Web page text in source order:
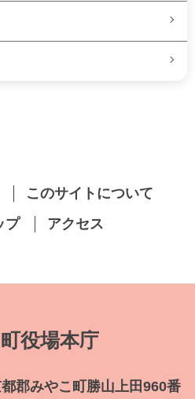
このサイトについて
プ
アクセス
役場本庁
郡みやこ町勝山上田960番